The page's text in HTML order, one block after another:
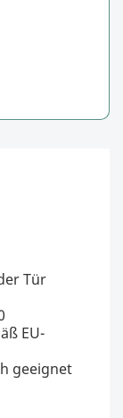
Tür
EU-
geeignet